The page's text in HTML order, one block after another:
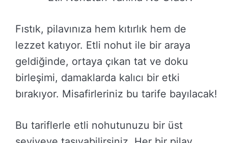
Fıstık, pilavınıza hem kıtırlık hem de
lezzet katıyor. Etli nohut ile bir araya
geldiğinde, ortaya çıkan tat ve doku
birleşimi, damaklarda kalıcı bir etki
bırakıyor. Misafirleriniz bu tarife bayılacak!
Bu tariflerle etli nohutunuzu bir üst